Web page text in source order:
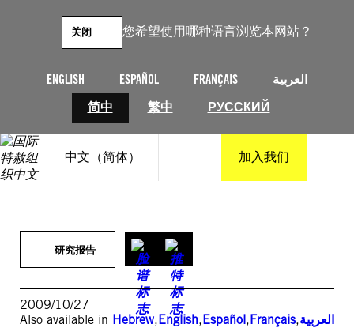
您希望使用哪种语言浏览本网站？
ENGLISH ESPAÑOL FRANÇAIS
العربية
简中
繁中 РУССКИЙ
关闭
中文（简体） 加入我们
研究报告
2009/10/27
Also available in Hebrew,English,Español,Français,العربية